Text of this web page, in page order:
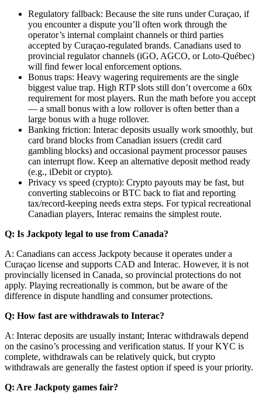
Regulatory fallback: Because the site runs under Curaçao, if
you encounter a dispute you’ll often work through the
operator’s internal complaint channels or third parties
accepted by Curaçao-regulated brands. Canadians used to
provincial regulator channels (iGO, AGCO, or Loto‑Québec)
will find fewer local enforcement options.
Bonus traps: Heavy wagering requirements are the single
biggest value trap. High RTP slots still don’t overcome a 60x
requirement for most players. Run the math before you accept
— a small bonus with a low rollover is often better than a
large bonus with a huge rollover.
Banking friction: Interac deposits usually work smoothly, but
card brand blocks from Canadian issuers (credit card
gambling blocks) and occasional payment processor pauses
can interrupt flow. Keep an alternative deposit method ready
(e.g., iDebit or crypto).
Privacy vs speed (crypto): Crypto payouts may be fast, but
converting stablecoins or BTC back to fiat and reporting
tax/record-keeping needs extra steps. For typical recreational
Canadian players, Interac remains the simplest route.
Q: Is Jackpoty legal to use from Canada?
A: Canadians can access Jackpoty because it operates under a
Curaçao license and supports CAD and Interac. However, it is not
provincially licensed in Canada, so provincial protections do not
apply. Playing recreationally is common, but be aware of the
difference in dispute handling and consumer protections.
Q: How fast are withdrawals to Interac?
A: Interac deposits are usually instant; Interac withdrawals depend
on the casino’s processing and verification status. If your KYC is
complete, withdrawals can be relatively quick, but crypto
withdrawals are generally the fastest option if speed is your priority.
Q: Are Jackpoty games fair?